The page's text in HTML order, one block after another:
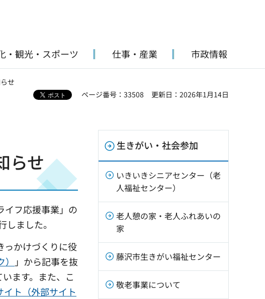
・観光・スポーツ 仕事・産業 市政情報
せ
ページ番号：33508
更新日：2026年1月14日
らせ
イフ応援事業」の
ました。
っかけづくりに役
」から記事を抜
ます。また、こ
ト（外部サイト
生きがい・社会参加
いきいきシニアセンター（老
人福祉センター）
老人憩の家・老人ふれあいの
家
藤沢市生きがい福祉センター
敬老事業について